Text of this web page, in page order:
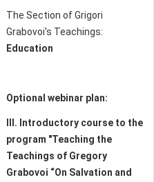
The Section of Grigori
Grabovoi's Teachings:
Education
Optional webinar plan:
III. Introductory course to the
program "Teaching the
Teachings of Gregory
Grabovoi “On Salvation and